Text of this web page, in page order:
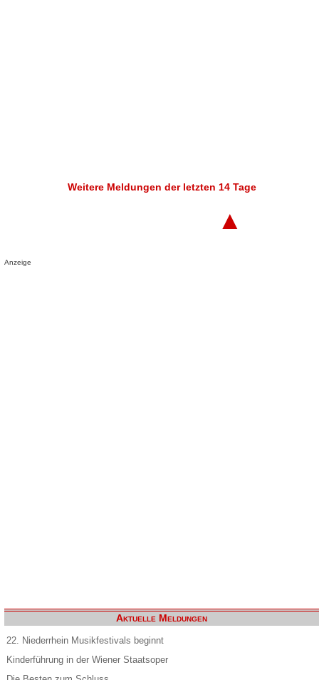
Weitere Meldungen der letzten 14 Tage
▲
Anzeige
Aktuelle Meldungen
22. Niederrhein Musikfestivals beginnt
Kinderführung in der Wiener Staatsoper